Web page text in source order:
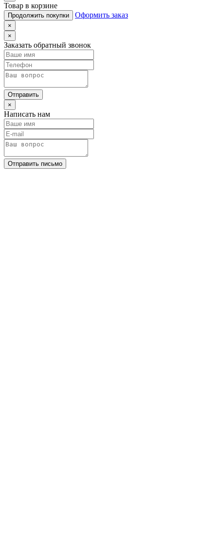
Товар в корзине
Продолжить покупки Оформить заказ
×
×
Заказать обратный звонок
Отправить
×
Написать нам
Отправить письмо